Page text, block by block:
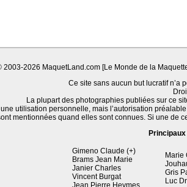
2003-2026 MaquetLand.com [Le Monde de la
Ce site sans aucun but lucratif n’a
La plupart des photographies publiées sur ce
utilisation personnelle, mais l’autorisation
mentionnées quand elles sont connues. Si une
Gimeno Claude (+)
Brams Jean Marie
Janier Charles
Vincent Burgat
Jean Pierre Heymes
Marie
Gris
Luc